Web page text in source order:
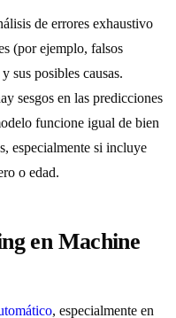
de errores exhaustivo
(por ejemplo, falsos
sus posibles causas.
sesgos en las predicciones
funcione igual de bien
especialmente si incluye
o edad.
en Machine
, especialmente en